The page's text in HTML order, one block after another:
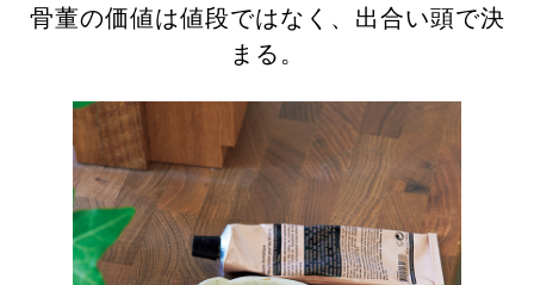
骨董の価値は値段ではなく、出合い頭で決
まる。